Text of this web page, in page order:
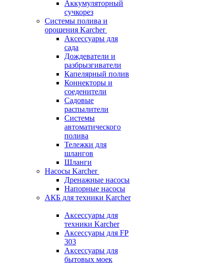
Аккумуляторный
сучкорез
Системы полива и
орошения Karcher
Аксессуары для
сада
Дождеватели и
разбрызгиватели
Капелярный полив
Коннекторы и
соеденители
Садовые
распылители
Системы
автоматического
полива
Тележки для
шлангов
Шланги
Насосы Karcher
Дренажные насосы
Напорные насосы
АКБ для техники Karcher
Аксессуары для
техники Karcher
Аксессуары для FP
303
Аксессуары для
бытовых моек